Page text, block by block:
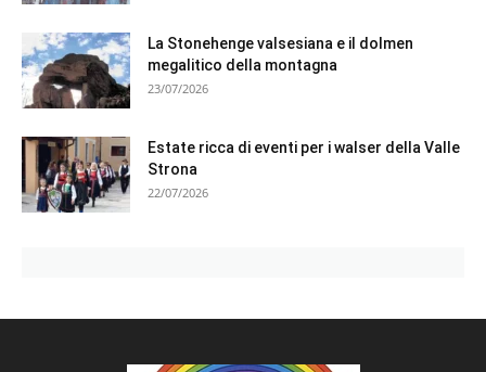
La Stonehenge valsesiana e il dolmen
megalitico della montagna
23/07/2026
Estate ricca di eventi per i walser della Valle
Strona
22/07/2026